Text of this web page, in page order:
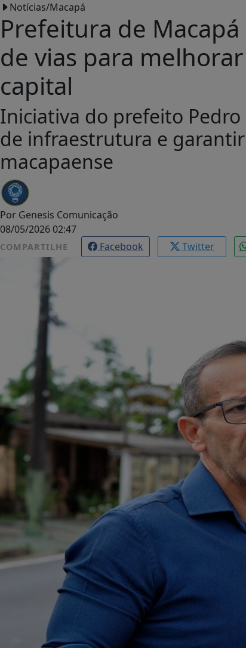
Notícias/Macapá
Prefeitura de
de vias para
capital
Iniciativa do prefeito
de infraestrutura e
macapaense
Por Genesis Comunicação
08/05/2026 02:47
COMPARTILHE Facebook Twitter